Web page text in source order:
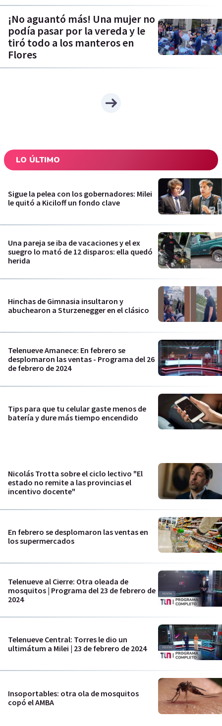
¡No aguantó más! Una mujer no
podía pasar por la vereda y le
tiró todo a los manteros en
Flores
LO ÚLTIMO
Sigue la pelea con los gobernadores: Milei
le quitó a Kiciloff un fondo clave
Una pareja se iba de vacaciones y el ex
suegro lo mató de 12 disparos: ella quedó
herida
Hinchas de Gimnasia insultaron y
abuchearon a Sturzenegger en el clásico
Telenueve Amanece: En febrero se
desplomaron las ventas - Programa del 26
de febrero de 2024
Tips para que tu celular gaste menos de
batería y dure más tiempo encendido
Nicolás Trotta sobre el ciclo lectivo "El
estado no remite a las provincias el
incentivo docente"
En febrero se desplomaron las ventas en
los supermercados
Telenueve al Cierre: Otra oleada de
mosquitos | Programa del 23 de febrero de
2024
Telenueve Central: Torres le dio un
ultimátum a Milei | 23 de febrero de 2024
Insoportables: otra ola de mosquitos
copó el AMBA